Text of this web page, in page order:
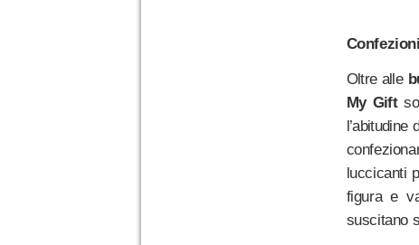
Oltre alle
My Gift
luccicanti
figura e
suscitano